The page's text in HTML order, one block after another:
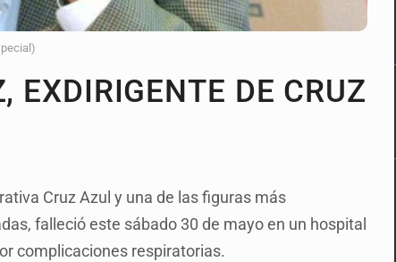
EXDIRIGENTE DE CRUZ
Cruz Azul y una de las figuras más
falleció este sábado 30 de mayo en un hospital
complicaciones respiratorias.